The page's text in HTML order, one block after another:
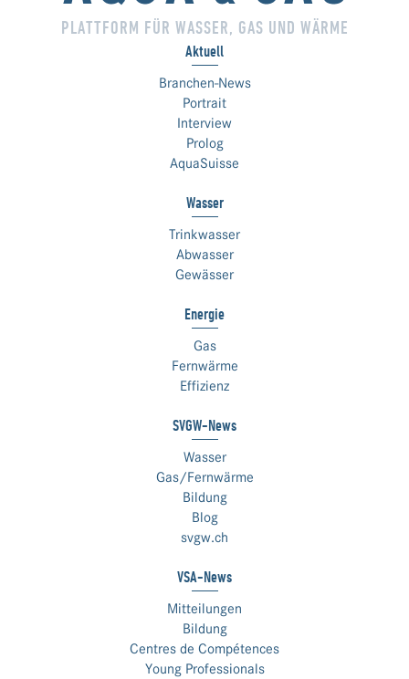
PLATTFORM FÜR WASSER, GAS UND WÄRME
Aktuell
Branchen-News
Portrait
Interview
Prolog
AquaSuisse
Wasser
Trinkwasser
Abwasser
Gewässer
Energie
Gas
Fernwärme
Effizienz
SVGW-News
Wasser
Gas/Fernwärme
Bildung
Blog
svgw.ch
VSA-News
Mitteilungen
Bildung
Centres de Compétences
Young Professionals